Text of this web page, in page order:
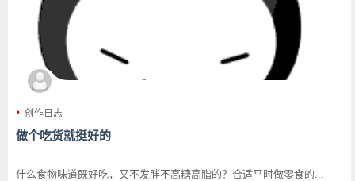
创作日志
做个吃货就挺好的
什么食物味道既好吃，又不发胖不高糖高脂的？合适平时做零食的...